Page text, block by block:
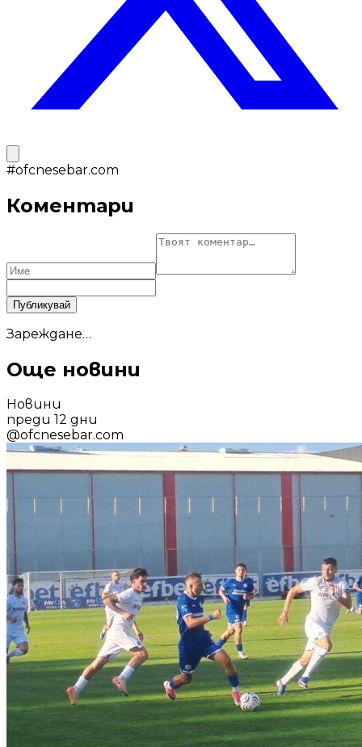
#ofcnesebar.com
Коментари
Публикувай
Зареждане…
Още новини
Новини
преди 12 дни
@ofcnesebar.com